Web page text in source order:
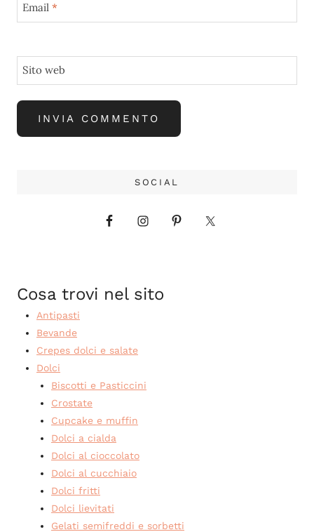
Email *
Sito web
SOCIAL
Cosa trovi nel sito
Antipasti
Bevande
Crepes dolci e salate
Dolci
Biscotti e Pasticcini
Crostate
Cupcake e muffin
Dolci a cialda
Dolci al cioccolato
Dolci al cucchiaio
Dolci fritti
Dolci lievitati
Gelati semifreddi e sorbetti